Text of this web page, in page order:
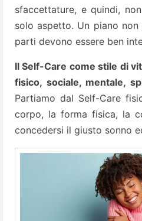
sfaccettature, e quindi,
solo aspetto. Un piano
parti devono essere ben
Il Self-Care come stile di
fisico, sociale, mentale,
Partiamo dal Self-Care
corpo, la forma fisica, la
concedersi il giusto sonno